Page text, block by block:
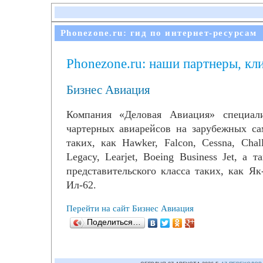
Phonezone.ru: гид по интернет-ресурсам
Phonezone.ru: наши партнеры,
Бизнес Авиация
Компания «Деловая Авиация»
чартерных авиарейсов на зарубежных
таких, как Hawker, Falcon, Cessna,
Legacy, Learjet, Boeing Business Jet, а
представительского класса таких, как
Ил-62.
Перейти на сайт Бизнес Авиация
Поделиться…